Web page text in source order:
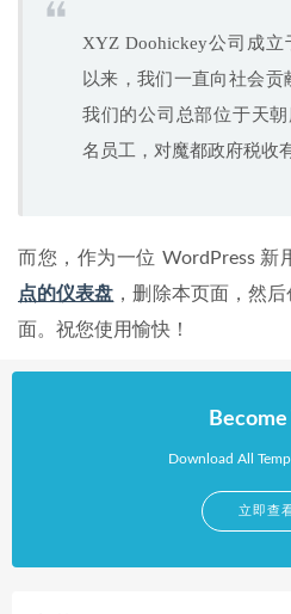
XYZ Doohickey公司成
以来，我们一直向社会贡
我们的公司总部位于天
名员工，对魔都政府税收
而您，作为一位 WordPress 新
点的仪表盘 ，删除本页面，然
面。祝您使用愉快！
Download All
立即查